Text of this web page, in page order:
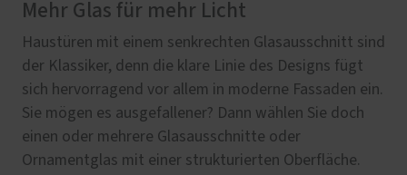
Mehr Glas für mehr Licht
Haustüren mit einem senkrechten Glasausschnitt sind
der Klassiker, denn die klare Linie des Designs fügt
sich hervorragend vor allem in moderne Fassaden ein.
Sie mögen es ausgefallener? Dann wählen Sie doch
einen oder mehrere Glasausschnitte oder
Ornamentglas mit einer strukturierten Oberfläche.